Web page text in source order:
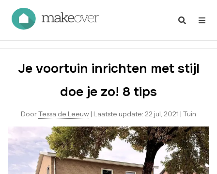
Je voortuin inrichten met stijl
doe je zo! 8 tips
DoorTessa de Leeuw | Laatste update: 22 jul, 2021 | Tuin